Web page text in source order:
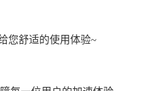
您舒适的使用体验~